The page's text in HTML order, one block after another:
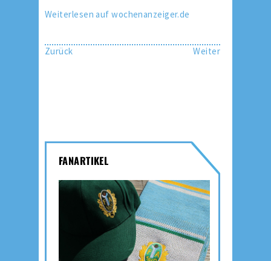
Weiterlesen auf wochenanzeiger.de
Zurück Weiter
FANARTIKEL